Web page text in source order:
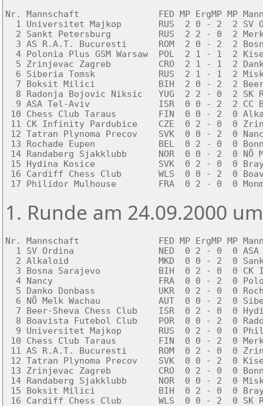
Nr. Mannschaft               FED MP ErgMP MP
1 Universitet Majkop       RUS  2 0 - 2  2 SV
2 Sankt Petersburg         RUS  2 2 - 0  2
3 AS R.A.T. Bucuresti      ROM  2 0 - 2  2
4 Polonia Plus GSM Warsaw  POL  2 1 - 1  2
5 Zrinjevac Zagreb         CRO  2 1 - 1  2
6 Siberia Tomsk            RUS  2 1 - 1  2
7 Boksit Milici            BIH  2 0 - 2  2
8 Radonja Bojovic Niksic   YUG  2 2 - 0  2 SK
9 ASA Tel-Aviv             ISR  0 0 - 2  2 CC
10 Chess Club Taraus        FIN  0 0 - 2  0
11 CK Infinity Pardubice    CZE  0 2 - 0  0
12 Tatran Plynoma Precov    SVK  0 0 - 2  0
13 Rochade Eupen            BEL  0 2 - 0  0
14 Randaberg Sjakklubb      NOR  0 0 - 2  0
15 Hydina Kosice            SVK  0 2 - 0  0
16 Cardiff Chess Club       WLS  0 0 - 2  0
17 Philidor Mulhouse        FRA  0 2 - 0  0
1. Runde am 24.09.2000
Nr. Mannschaft               FED MP ErgMP MP
1 SV Ordina                NED  0 2 - 0  0
2 Alkaloid                 MKD  0 0 - 2  0
3 Bosna Sarajevo           BIH  0 2 - 0  0 CK
4 Nancy                    FRA  0 0 - 2  0
5 Danko Donbass            UKR  0 2 - 0  0
6 NÖ Melk Wachau           AUT  0 0 - 2  0
7 Beer-Sheva Chess Club    ISR  0 2 - 0  0
8 Boavista Futebol Club    POR  0 0 - 2  0
9 Universitet Majkop       RUS  0 2 - 0  0
10 Chess Club Taraus        FIN  0 0 - 2  0
11 AS R.A.T. Bucuresti      ROM  0 2 - 0  0
12 Tatran Plynoma Precov    SVK  0 0 - 2
13 Zrinjevac Zagreb         CRO  0 2 - 0  0
14 Randaberg Sjakklubb      NOR  0 0 - 2  0
15 Boksit Milici            BIH  0 2 - 0  0
16 Cardiff Chess Club       WLS  0 0 - 2  0 SK